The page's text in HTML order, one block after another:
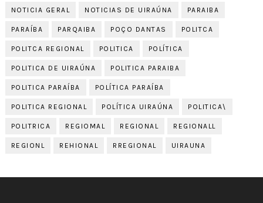
NOTICIA GERAL NOTICIAS DE UIRAÚNA PARAIBA
PARAÍBA PARQAIBA POÇO DANTAS POLITCA
POLITCA REGIONAL POLITICA POLÍTICA
POLITICA DE UIRAÚNA POLITICA PARAIBA
POLITICA PARAÍBA POLÍTICA PARAÍBA
POLITICA REGIONAL POLÍTICA UIRAÚNA POLITICA\
POLITRICA REGIOMAL REGIONAL REGIONALL
REGIONL REHIONAL RREGIONAL UIRAUNA